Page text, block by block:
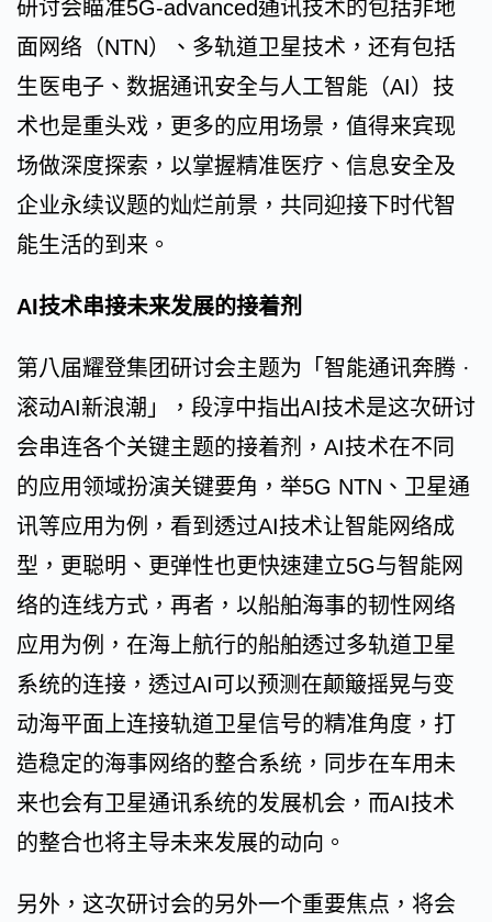
研讨会瞄准5G-advanced通讯技术的包括非地
面网络（NTN）、多轨道卫星技术，还有包括
生医电子、数据通讯安全与人工智能（AI）技
术也是重头戏，更多的应用场景，值得来宾现
场做深度探索，以掌握精准医疗、信息安全及
企业永续议题的灿烂前景，共同迎接下时代智
能生活的到来。
AI技术串接未来发展的接着剂
第八届耀登集团研讨会主题为「智能通讯奔腾 ·
滚动AI新浪潮」，段淳中指出AI技术是这次研讨
会串连各个关键主题的接着剂，AI技术在不同
的应用领域扮演关键要角，举5G NTN、卫星通
讯等应用为例，看到透过AI技术让智能网络成
型，更聪明、更弹性也更快速建立5G与智能网
络的连线方式，再者，以船舶海事的韧性网络
应用为例，在海上航行的船舶透过多轨道卫星
系统的连接，透过AI可以预测在颠簸摇晃与变
动海平面上连接轨道卫星信号的精准角度，打
造稳定的海事网络的整合系统，同步在车用未
来也会有卫星通讯系统的发展机会，而AI技术
的整合也将主导未来发展的动向。
另外，这次研讨会的另外一个重要焦点，将会